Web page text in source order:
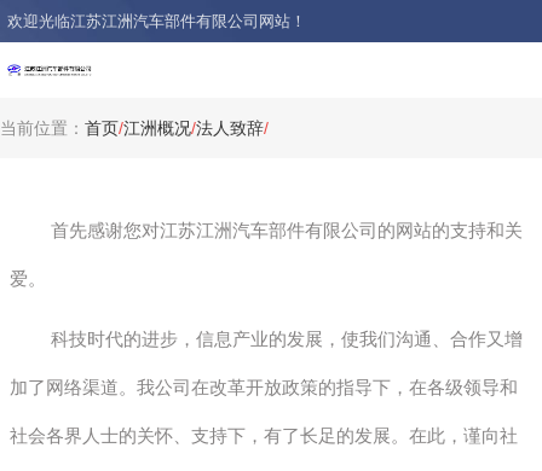
欢迎光临江苏江洲汽车部件有限公司网站！
当前位置： 首页/江洲概况/法人致辞/
首先感谢您对江苏江洲汽车部件有限公司的网站的支持和关
爱。
科技时代的进步，信息产业的发展，使我们沟通、合作又增
加了网络渠道。我公司在改革开放政策的指导下，在各级领导和
社会各界人士的关怀、支持下，有了长足的发展。在此，谨向社